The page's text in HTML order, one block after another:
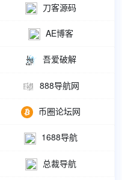
刀客源码
AE博客
吾爱破解
888导航网
币圈论坛网
1688导航
总裁导航